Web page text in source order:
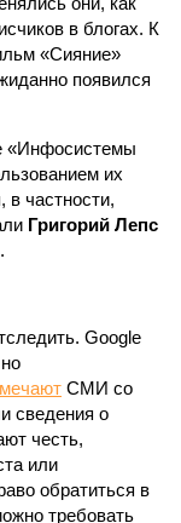
в блогах. К
«Сияние»
появился
«Инфосистемы
их
в частности,
Григорий Лепс
Google
СМИ со
сведения о
честь,
или
обратиться в
требовать